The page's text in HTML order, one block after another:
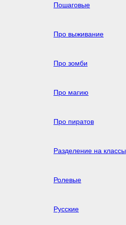
Пошаговые
Про выживание
Про зомби
Про магию
Про пиратов
Разделение на классы
Ролевые
Русские